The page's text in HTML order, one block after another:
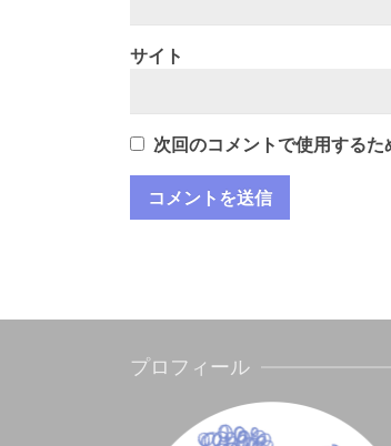
サイト
次回のコメントで使用するた
プロフィール